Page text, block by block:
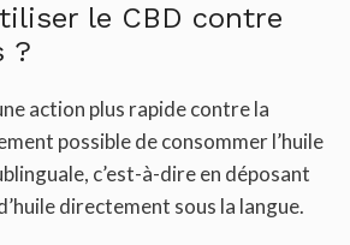
le CBD contre
?
action plus rapide contre la
possible de consommer l’huile
c’est-à-dire en déposant
directement sous la langue.